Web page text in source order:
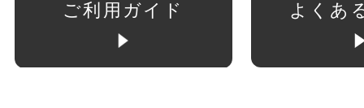
ご利用ガイド よくあ